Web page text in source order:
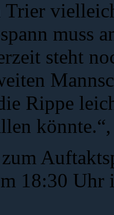
muss
steht
Rippe
18:30